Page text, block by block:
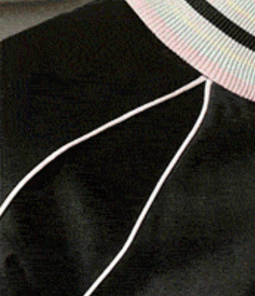
percorso alternativo che comprende la Provinciale 45
saranno indicate sul posto tramite segnaletica
Leggi le altre notizie su Logudorolive.it
Nuoro
SE VUOI RICEVERE GLI AGGIORNAMENTI DI
INSERISCI IL TUO INDIRIZZO E-